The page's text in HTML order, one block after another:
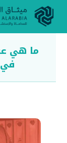
ما هي
في